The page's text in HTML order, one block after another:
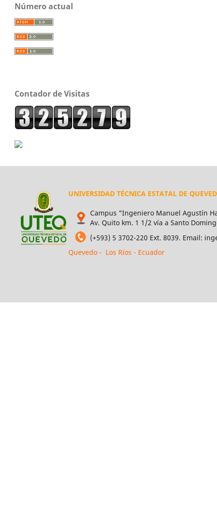
Número actual
Contador de Visitas
UNIVERSIDAD TÉCNICA ESTATAL DE
Campus "Ingeniero Manuel Agustín
Av. Quito km. 1 1/2 vía a Santo
(+593) 5 3702-220 Ext. 8039. Email:
Quevedo - Los Ríos - Ecuador